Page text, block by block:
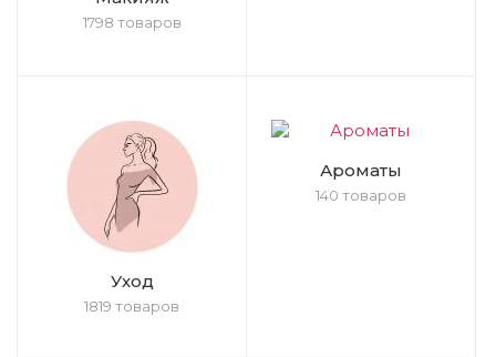
1798 товаров
Уход
1819 товаров
Ароматы
140 товаров